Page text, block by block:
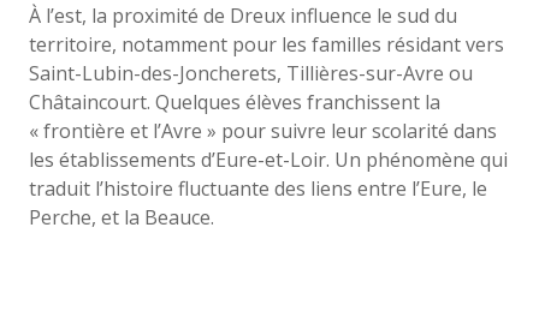
À l’est, la proximité de Dreux influence le sud du
territoire, notamment pour les familles résidant vers
Saint-Lubin-des-Joncherets, Tillières-sur-Avre ou
Châtaincourt. Quelques élèves franchissent la
« frontière et l’Avre » pour suivre leur scolarité dans
les établissements d’Eure-et-Loir. Un phénomène qui
traduit l’histoire fluctuante des liens entre l’Eure, le
Perche, et la Beauce.